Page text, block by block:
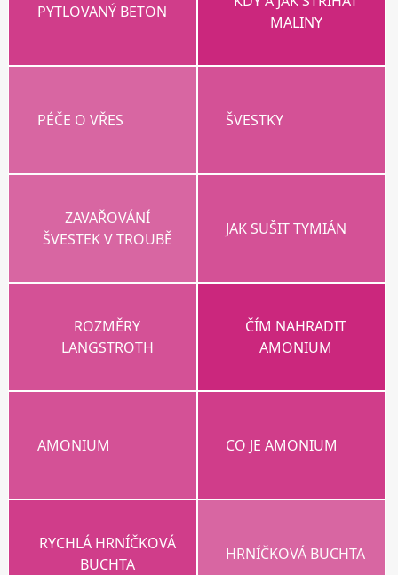
PYTLOVANÝ BETON
MALINY
PÉČE O VŘES ŠVESTKY
ZAVAŘOVÁNÍ
ŠVESTEK V TROUBĚ
JAK SUŠIT TYMIÁN
ROZMĚRY
LANGSTROTH
ČÍM NAHRADIT
AMONIUM
AMONIUM CO JE AMONIUM
RYCHLÁ HRNÍČKOVÁ
BUCHTA
HRNÍČKOVÁ BUCHTA